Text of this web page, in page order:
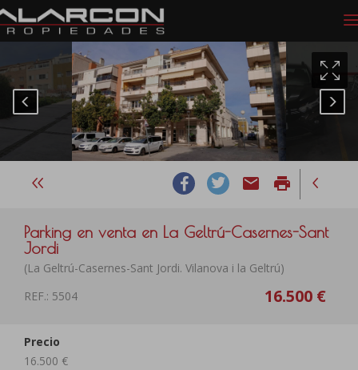
email print
Parking en venta en La Geltrú-Casernes-Sant
Jordi
(La Geltrú-Casernes-Sant Jordi. Vilanova i la Geltrú)
REF.: 5504
16.500 €
Precio
16.500 €